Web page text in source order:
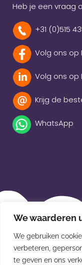
We waarderen
We gebruiken
verbeteren,
te geven en ons
Heb je een vraag
+31 (0)515
Volg ons op
Volg ons op
Krijg de
WhatsApp
Beleidsverklaring
Privacybeleid
Disclaimer